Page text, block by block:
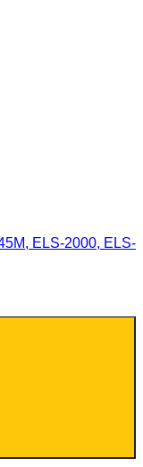
ELS-2000, ELS-